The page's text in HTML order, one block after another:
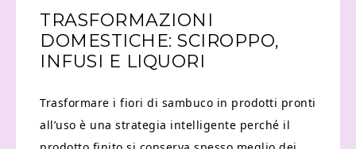
TRASFORMAZIONI
DOMESTICHE: SCIROPPO,
INFUSI E LIQUORI
Trasformare i fiori di sambuco in prodotti pronti
all’uso è una strategia intelligente perché il